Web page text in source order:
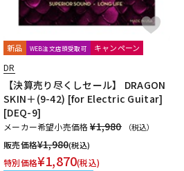
新品 WEB注文店頭受取可 キャンペーン
DR
【決算売り尽くしセール】 DRAGON
SKIN＋(9-42) [for Electric Guitar]
[DEQ-9]
メーカー希望小売価格¥1,980 （税込）
販売価格¥1,980(税込)
特別価格¥1,870(税込)